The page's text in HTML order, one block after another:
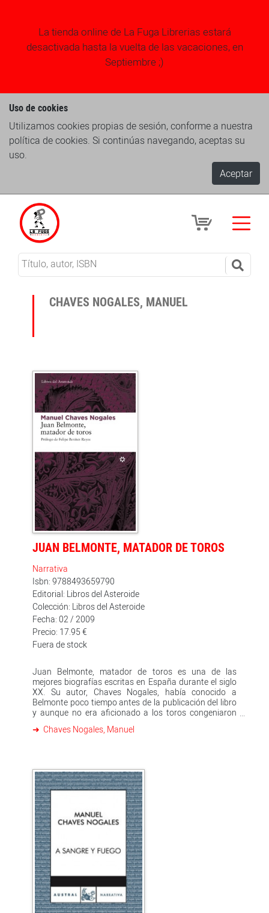
La tienda online de La Fuga Librerias estará
desactivada hasta la vuelta de las vacaciones, en
Septiembre ;)
Uso de cookies
Utilizamos cookies propias de sesión, conforme a nuestra
política de cookies. Si continúas navegando, aceptas su
uso.
Aceptar
CHAVES NOGALES, MANUEL
JUAN BELMONTE, MATADOR DE TOROS
Narrativa
Isbn: 9788493659790
Editorial: Libros del Asteroide
Colección: Libros del Asteroide
Fecha: 02 / 2009
Precio: 17.95 €
Fuera de stock
Juan Belmonte, matador de toros es una de las
mejores biografías escritas en España durante el siglo
XX. Su autor, Chaves Nogales, había conocido a
Belmonte poco tiempo antes de la publicación del libro
y aunque no era aficionado a los toros congeniaron
espíritu de superación y su talante conciliador, raro en
En la narración las voces de biógrafo y biografiado se
mezclan, sin que se sepa donde empieza a hablar uno y
dónde acaba el otro, y fruto de este genial
planteamiento los recuerdos de Belmonte se suceden
con asombrosa naturalidad: su infancia sevillana, los
años de durísimo aprendizaje, el pintoresquismo de los
círculos taurinos y literarios, la fama, su rivalidad con
Joselito... Juan Belmonte, matador de toros es el
testimonio agudo y fiel de una época, una obra
maestra fruto del encuentro entre dos personas
extraordinarias: Juan Belmonte, fundador del toreo
moderno, y Chaves Nogales, uno de los periodistas
españoles más importantes de la primera mitad del
siglo XX.
Chaves Nogales, Manuel